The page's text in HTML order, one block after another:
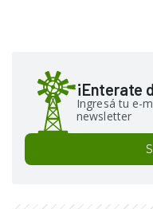
¡Enterate
Ingresá tu e-
newsletter